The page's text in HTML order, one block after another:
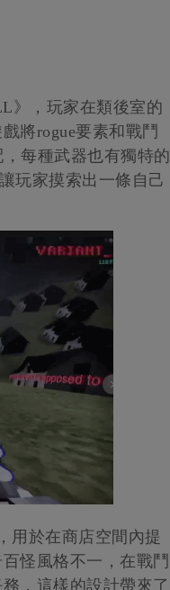
》，玩家在類後室的
將rogue要素和戰鬥
每種武器也有獨特的
玩家摸索出一條自己
用於在商店空間內提
怪風格不一，在戰鬥
，這樣的設計帶來了